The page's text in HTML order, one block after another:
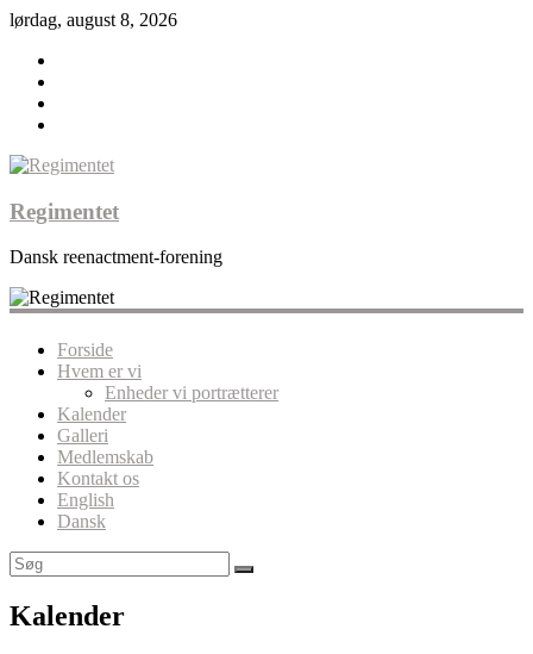
lørdag, august 8, 2026
Regimentet
Dansk reenactment-forening
Forside
Hvem er vi
Enheder vi portrætterer
Kalender
Galleri
Medlemskab
Kontakt os
English
Dansk
Kalender